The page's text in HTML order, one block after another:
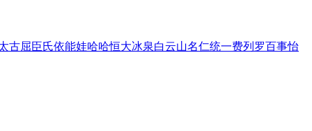
古屈臣氏依能娃哈哈恒大冰泉白云山名仁统一费列罗百事怡